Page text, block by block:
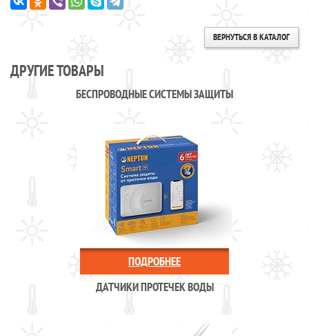
ВЕРНУТЬСЯ В КАТАЛОГ
ДРУГИЕ ТОВАРЫ
БЕСПРОВОДНЫЕ СИСТЕМЫ ЗАЩИТЫ
ПОДРОБНЕЕ
ДАТЧИКИ ПРОТЕЧЕК ВОДЫ